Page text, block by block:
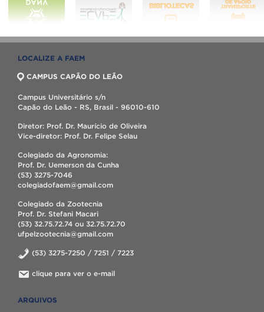
LOCALIZE A FAEM
CAMPUS CAPÃO DO LEÃO
Campus Universitário s/n
Capão do Leão - RS, Brasil - 96010-610
Diretor: Prof. Dr. Maurício de Oliveira
Vice-diretor: Prof. Dr. Felipe Selau
Colegiado da Agronomia:
Prof. Dr. Uemerson da Cunha
(53) 3275-7046
colegiadofaem@gmail.com
Colegiado da Zootecnia
Prof. Dr. Stefani Macari
(53) 32.75.72.74 ou 32.75.72.70
ufpelzootecnia@gmail.com
(53) 3275-7250 / 7251 / 7223
clique para ver o e-mail
ARQUIVOS